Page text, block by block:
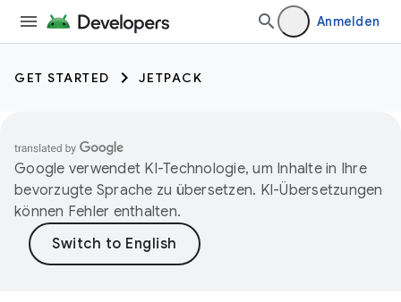
Anmelden
GET STARTED JETPACK
Google verwendet KI-Technologie, um Inhalte in Ihre
bevorzugte Sprache zu übersetzen. KI-Übersetzungen
können Fehler enthalten.